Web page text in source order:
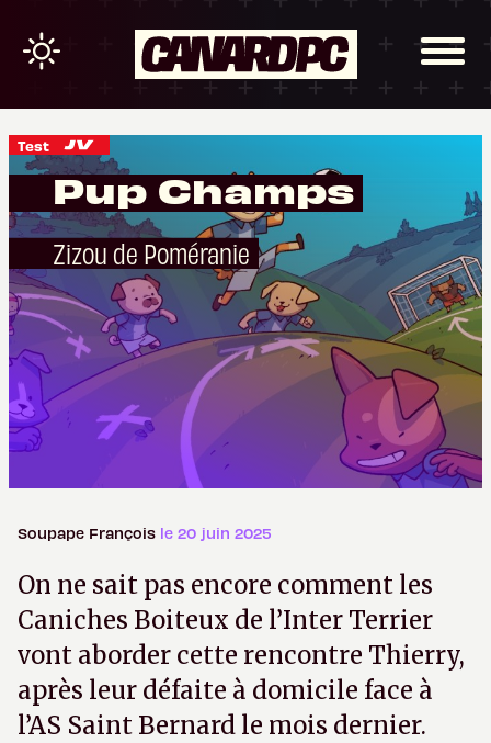
Test
Pup Champs
Zizou de Poméranie
Soupape François le 20 juin 2025
On ne sait pas encore comment les
Caniches Boiteux de l’Inter Terrier
vont aborder cette rencontre Thierry,
après leur défaite à domicile face à
l’AS Saint Bernard le mois dernier.